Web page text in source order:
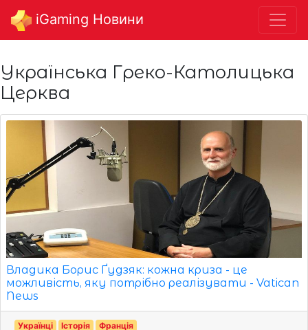
iGaming Новини
Українська Греко-Католицька
Церква
Владика Борис Ґудзяк: кожна криза - це
можливість, яку потрібно реалізувати - Vatican
News
Українці Історія Франція